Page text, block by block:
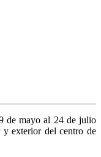
de mayo al 24 de julio
exterior del centro de